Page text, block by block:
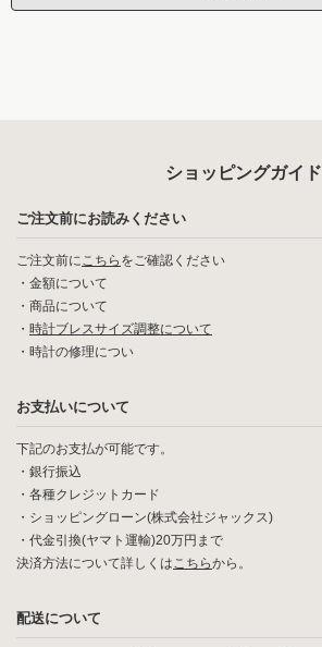
ショッピングガイド
ご注文前にお読みください
ご注文前にこちら をご確認ください
・ 金額について
・ 商品について
・ 時計ブレスサイズ調整について
・ 時計の修理につい
お支払いについて
下記のお支払が可能です。
・銀行振込
・各種クレジットカード
・ショッピングローン(株式会社ジャックス)
・代金引換(ヤマト運輸)20万円まで
決済方法について詳しくはこちらから。
配送について